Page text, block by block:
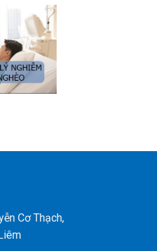
Cơ Thạch,